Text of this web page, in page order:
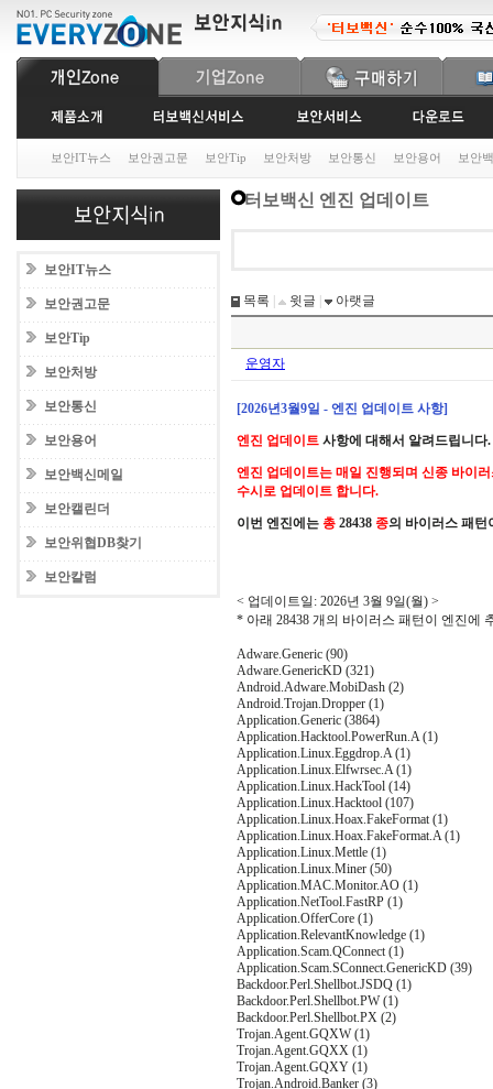
보안IT뉴스 보안권고문 보안Tip 보안처방 보안통신 보안용어 보안
보안IT뉴스
보안권고문
보안Tip
보안처방
보안통신
보안용어
보안백신메일
보안캘린더
보안위협DB찾기
보안칼럼
터보백신 엔진 업데이트
목록 윗글 아랫글
운영자
[2026년3월9일 - 엔진 업데이트 사항]
엔진 업데이트 사항에 대해서 알려드립니다.
엔진 업데이트는 매일 진행되며 신종 바이
수시로 업데이트 합니다.
이번 엔진에는 총 28438 종의 바이러스 패턴
< 업데이트일: 2026년 3월 9일(월) >
* 아래 28438 개의 바이러스 패턴이 엔진에
Adware.Generic (90)
Adware.GenericKD (321)
Android.Adware.MobiDash (2)
Android.Trojan.Dropper (1)
Application.Generic (3864)
Application.Hacktool.PowerRun.A (1)
Application.Linux.Eggdrop.A (1)
Application.Linux.Elfwrsec.A (1)
Application.Linux.HackTool (14)
Application.Linux.Hacktool (107)
Application.Linux.Hoax.FakeFormat (1)
Application.Linux.Hoax.FakeFormat.A (1)
Application.Linux.Mettle (1)
Application.Linux.Miner (50)
Application.MAC.Monitor.AO (1)
Application.NetTool.FastRP (1)
Application.OfferCore (1)
Application.RelevantKnowledge (1)
Application.Scam.QConnect (1)
Application.Scam.SConnect.GenericKD (39)
Backdoor.Perl.Shellbot.JSDQ (1)
Backdoor.Perl.Shellbot.PW (1)
Backdoor.Perl.Shellbot.PX (2)
Trojan.Agent.GQXW (1)
Trojan.Agent.GQXX (1)
Trojan.Agent.GQXY (1)
Trojan.Android.Banker (3)